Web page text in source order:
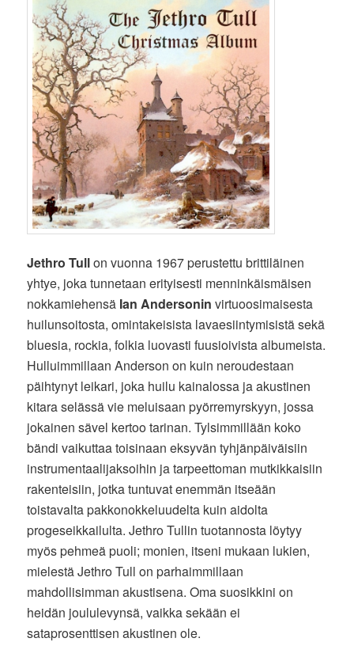
Jethro Tullon vuonna 1967 perustettu brittiläinen
yhtye, joka tunnetaan erityisesti menninkäismäisen
nokkamiehensä Ian Andersonin virtuoosimaisesta
huilunsoitosta, omintakeisista lavaesiintymisistä sekä
bluesia, rockia, folkia luovasti fuusioivista albumeista.
Hulluimmillaan Anderson on kuin neroudestaan
päihtynyt leikari, joka huilu kainalossa ja akustinen
kitara selässä vie meluisaan pyörremyrskyyn, jossa
jokainen sävel kertoo tarinan. Tylsimmillään koko
bändi vaikuttaa toisinaan eksyvän tyhjänpäiväisiin
instrumentaalijaksoihin ja tarpeettoman mutkikkaisiin
rakenteisiin, jotka tuntuvat enemmän itseään
toistavalta pakkonokkeluudelta kuin aidolta
progeseikkailulta. Jethro Tullin tuotannosta löytyy
myös pehmeä puoli; monien, itseni mukaan lukien,
mielestä Jethro Tull on parhaimmillaan
mahdollisimman akustisena. Oma suosikkini on
heidän joululevynsä, vaikka sekään ei
sataprosenttisen akustinen ole.